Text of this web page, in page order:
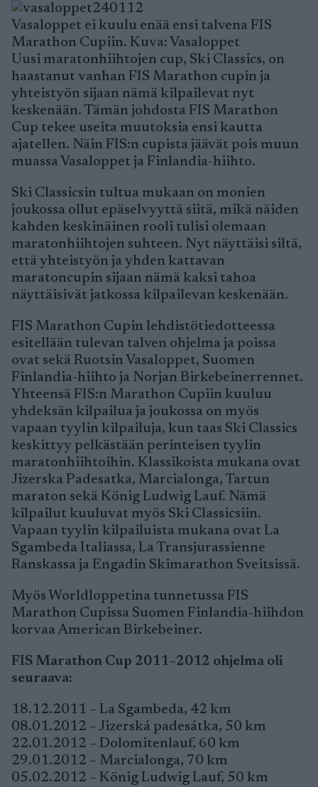
Vasaloppet ei kuulu enää ensi talvena FIS
Marathon Cupiin. Kuva: Vasaloppet
Uusi maratonhiihtojen cup, Ski Classics, on
haastanut vanhan FIS Marathon cupin ja
yhteistyön sijaan nämä kilpailevat nyt
keskenään. Tämän johdosta FIS Marathon
Cup tekee useita muutoksia ensi kautta
ajatellen. Näin FIS:n cupista jäävät pois muun
muassa Vasaloppet ja Finlandia-hiihto.
Ski Classicsin tultua mukaan on monien
joukossa ollut epäselvyyttä siitä, mikä näiden
kahden keskinäinen rooli tulisi olemaan
maratonhiihtojen suhteen. Nyt näyttäisi siltä,
että yhteistyön ja yhden kattavan
maratoncupin sijaan nämä kaksi tahoa
näyttäisivät jatkossa kilpailevan keskenään.
FIS Marathon Cupin lehdistötiedotteessa
esitellään tulevan talven ohjelma ja poissa
ovat sekä Ruotsin Vasaloppet, Suomen
Finlandia-hiihto ja Norjan Birkebeinerrennet.
Yhteensä FIS:n Marathon Cupiin kuuluu
yhdeksän kilpailua ja joukossa on myös
vapaan tyylin kilpailuja, kun taas Ski Classics
keskittyy pelkästään perinteisen tyylin
maratonhiihtoihin. Klassikoista mukana ovat
Jizerska Padesatka, Marcialonga, Tartun
maraton sekä König Ludwig Lauf. Nämä
kilpailut kuuluvat myös Ski Classicsiin.
Vapaan tyylin kilpailuista mukana ovat La
Sgambeda Italiassa, La Transjurassienne
Ranskassa ja Engadin Skimarathon Sveitsissä.
Myös Worldloppetina tunnetussa FIS
Marathon Cupissa Suomen Finlandia-hiihdon
korvaa American Birkebeiner.
FIS Marathon Cup 2011–2012 ohjelma oli
seuraava:
18.12.2011 – La Sgambeda, 42 km
08.01.2012 – Jizerská padesátka, 50 km
22.01.2012 – Dolomitenlauf, 60 km
29.01.2012 – Marcialonga, 70 km
05.02.2012 – König Ludwig Lauf, 50 km